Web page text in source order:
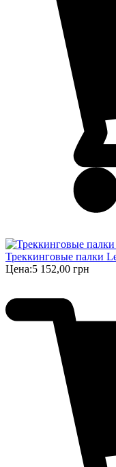
Треккинговые палки
Цена:5 152,00 грн